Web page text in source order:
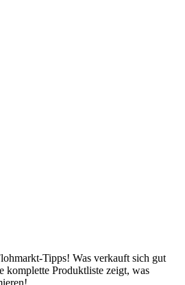
Tipps! Was verkauft sich gut
komplette Produktliste zeigt, was